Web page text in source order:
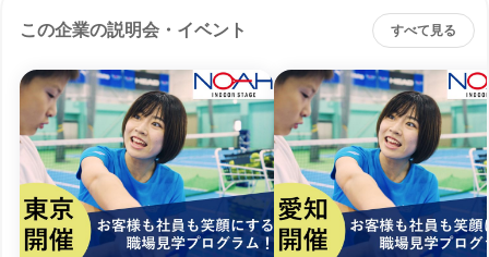
この企業の説明会・イベント すべて見る